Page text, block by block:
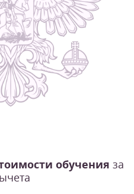
обучения за